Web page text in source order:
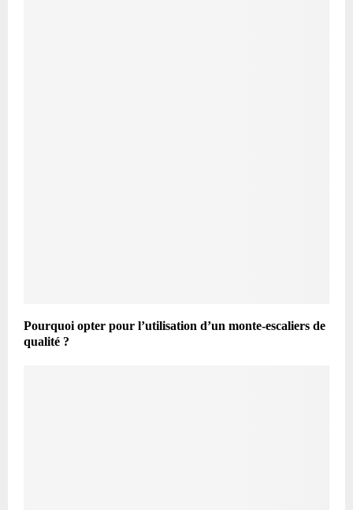
Pourquoi opter pour l’utilisation d’un monte-escaliers de
qualité ?